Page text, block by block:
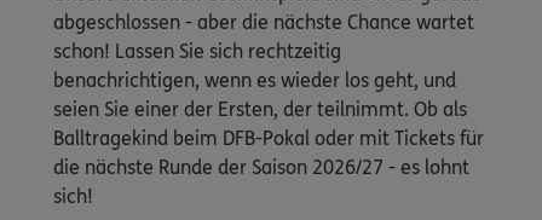
abgeschlossen - aber die nächste Chance wartet
schon! Lassen Sie sich rechtzeitig
benachrichtigen, wenn es wieder los geht, und
seien Sie einer der Ersten, der teilnimmt. Ob als
Balltragekind beim DFB-Pokal oder mit Tickets für
die nächste Runde der Saison 2026/27 - es lohnt
sich!